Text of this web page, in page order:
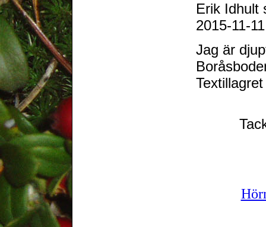
Erik Idhult
2015-11-
Jag är